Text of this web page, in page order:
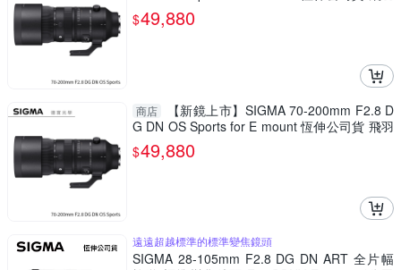
追星 棒球 必備
$49,880
商店
【新鏡上市】SIGMA 70-200mm F2.8 D
G DN OS Sports for E mount 恆伸公司貨 飛羽
追星 棒球 必備
$49,880
遠遠超越標準的標準變焦鏡頭
SIGMA 28-105mm F2.8 DG DN ART 全片幅